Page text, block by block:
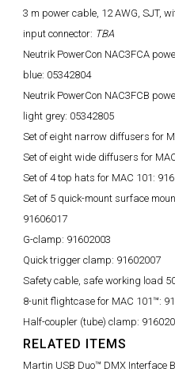
3 m power cable, 12 AWG, SJT,
input connector: TBA
Neutrik PowerCon NAC3FCA
blue: 05342804
Neutrik PowerCon NAC3FCB
light grey: 05342805
Set of eight narrow diffusers for
Set of eight wide diffusers for
Set of 4 top hats for MAC 101:
Set of 5 quick-mount surface
91606017
G-clamp: 91602003
Quick trigger clamp: 91602007
Safety cable, safe working load
8-unit flightcase for MAC 101™:
Half-coupler (tube) clamp:
RELATED ITEMS
Martin USB Duo™ DMX Interface